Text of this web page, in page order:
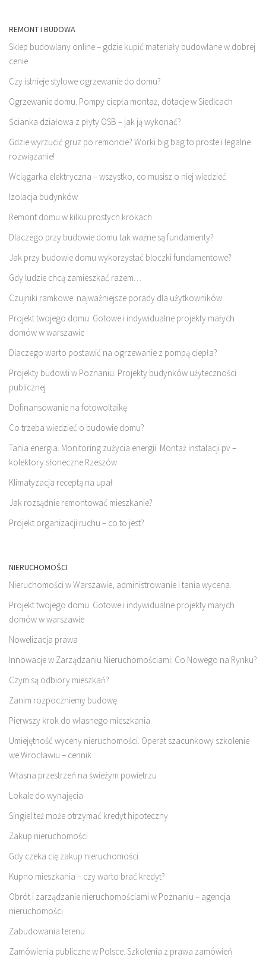
REMONT I BUDOWA
Sklep budowlany online – gdzie kupić materiały budowlane w dobrej
cenie
Czy istnieje stylowe ogrzewanie do domu?
Ogrzewanie domu. Pompy ciepła montaż, dotacje w Siedlcach
Ścianka działowa z płyty OSB – jak ją wykonać?
Gdzie wyrzucić gruz po remoncie? Worki big bag to proste i legalne
rozwiązanie!
Wciągarka elektryczna – wszystko, co musisz o niej wiedzieć
Izolacja budynków
Remont domu w kilku prostych krokach
Dlaczego przy budowie domu tak ważne są fundamenty?
Jak przy budowie domu wykorzystać bloczki fundamentowe?
Gdy ludzie chcą zamieszkać razem…
Czujniki ramkowe: najważniejsze porady dla użytkowników
Projekt twojego domu. Gotowe i indywidualne projekty małych
domów w warszawie
Dlaczego warto postawić na ogrzewanie z pompą ciepła?
Projekty budowli w Poznaniu. Projekty budynków użyteczności
publicznej
Dofinansowanie na fotowoltaikę
Co trzeba wiedzieć o budowie domu?
Tania energia. Monitoring zużycia energii. Montaż instalacji pv –
kolektory słoneczne Rzeszów
Klimatyzacja receptą na upał
Jak rozsądnie remontować mieszkanie?
Projekt organizacji ruchu – co to jest?
NIERUCHOMOŚCI
Nieruchomości w Warszawie, administrowanie i tania wycena.
Projekt twojego domu. Gotowe i indywidualne projekty małych
domów w warszawie
Nowelizacja prawa
Innowacje w Zarządzaniu Nieruchomościami: Co Nowego na Rynku?
Czym są odbiory mieszkań?
Zanim rozpoczniemy budowę.
Pierwszy krok do własnego mieszkania
Umiejętność wyceny nieruchomości. Operat szacunkowy szkolenie
we Wrocławiu – cennik
Własna przestrzeń na świeżym powietrzu
Lokale do wynajęcia
Singiel też może otrzymać kredyt hipoteczny
Zakup nieruchomości
Gdy czeka cię zakup nieruchomości
Kupno mieszkania – czy warto brać kredyt?
Obrót i zarządzanie nieruchomościami w Poznaniu – agencja
nieruchomości
Zabudowania terenu
Zamówienia publiczne w Polsce. Szkolenia z prawa zamówień